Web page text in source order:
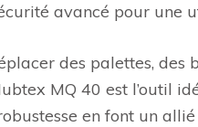
avancé pour une
des palettes, des
MQ 40 est l’outil
en font un